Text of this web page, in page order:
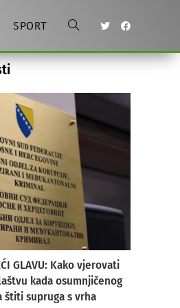
SPORT Toggle
search
GLAVU: Kako vjerovati
kada osumnjičenog
štiti supruga s vrha